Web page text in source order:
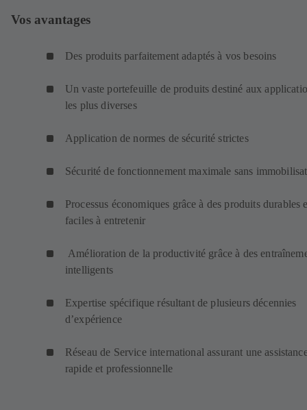
Vos avantages
Des produits parfaitement adaptés à vos besoins
Un vaste portefeuille de produits destiné aux
les plus diverses
Application de normes de sécurité strictes
Sécurité de fonctionnement maximale sans
Processus économiques grâce à des produits durables
faciles à entretenir
Amélioration de la productivité grâce à des
intelligents
Expertise spécifique résultant de plusieurs décennies
d’expérience
Réseau de Service international assurant une
rapide et professionnelle